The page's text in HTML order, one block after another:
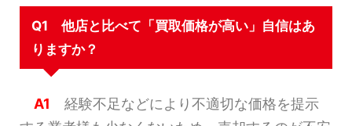
Q1 他店と比べて「買取価格が高い」自信はあ
りますか？
A1 経験不足などにより不適切な価格を提示